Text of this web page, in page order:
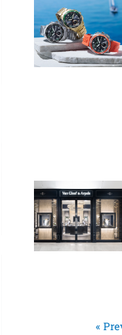
«